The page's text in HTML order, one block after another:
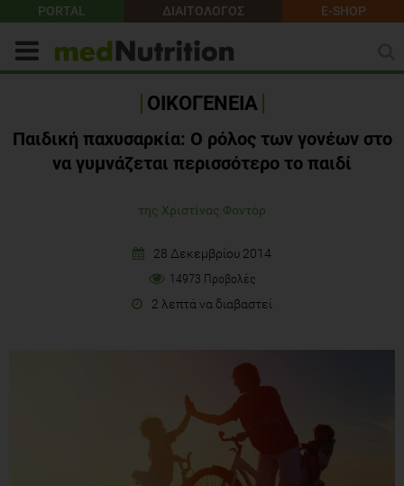
PORTAL ΔΙΑΙΤΟΛΟΓΟΣ E-SHOP
ΟΙΚΟΓΕΝΕΙΑ
Παιδική παχυσαρκία: Ο ρόλος των γονέων στο
να γυμνάζεται περισσότερο το παιδί
της Χριστίνας Φοντόρ
28 Δεκεμβρίου 2014
14973 Προβολές
2 λεπτά να διαβαστεί